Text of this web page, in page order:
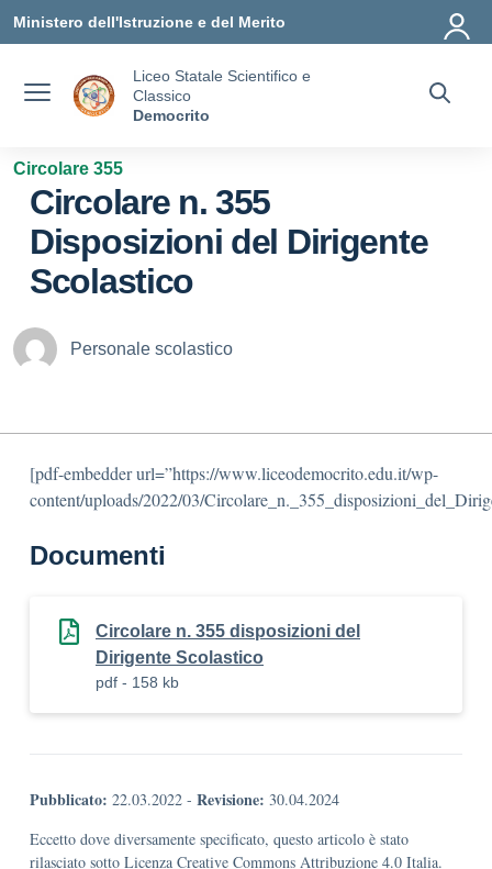
Ministero dell'Istruzione e del Merito
Liceo Statale Scientifico e
Classico
Democrito
Circolare 355
Circolare n. 355
Disposizioni del Dirigente
Scolastico
Personale scolastico
[pdf-embedder url=”https://www.liceodemocrito.edu.it/wp-
content/uploads/2022/03/
Documenti
Circolare n. 355 disposizioni del
Dirigente Scolastico
pdf - 158 kb
Pubblicato: 22.03.2022 - Revisione: 30.04.2024
Eccetto dove diversamente specificato, questo articolo è stato
rilasciato sotto Licenza Creative Commons Attribuzione 4.0 Italia.